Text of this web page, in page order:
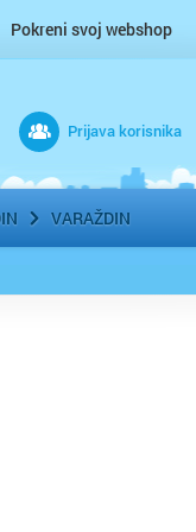
Pokreni svoj webshop
Prijava korisnika
VARAŽDIN